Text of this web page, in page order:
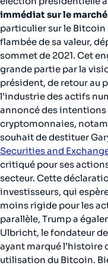
immédiat sur le
particulier sur le Bitcoin
flambée de sa valeur,
sommet de 2021. Cet
grande partie par la
président, de retour au
l’industrie des actifs
annoncé des
cryptomonnaies,
souhait de destituer
Securities and
critiqué pour ses
secteur. Cette
investisseurs, qui
moins rigide pour les
parallèle, Trump a
Ulbricht, le fondateur
ayant marqué l’histoire
utilisation du Bitcoin.